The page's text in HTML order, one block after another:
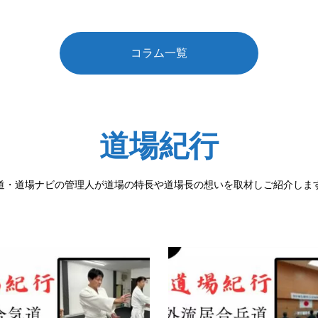
コラム一覧
道場紀行
・道場ナビの管理人が道場の特長や道場長の想いを取材しご紹介しま